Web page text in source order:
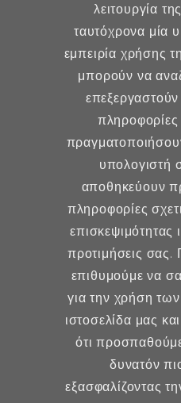
Μέλος ESHRE, ISA, FMH
Γυναικολογία
Μαιευτική
Επικοινωνία
Κερασούντος 5,
(30) 211 42 33 309
fexidr@gmail.com
λειτουργία
ταυτόχρονα μία
εμπειρία χρήσης
μπορούν να
επεξεργαστούν
υπολογιστή
αποθηκεύουν
πληροφορίες
επισκεψιμότητας
προτιμήσεις σας.
επιθυμούμε να
για την χρήση
ιστοσελίδα μας
ότι
δυνατόν
εξασφαλίζοντας